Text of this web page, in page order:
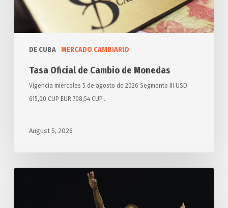
DE CUBA MERCADO CAMBIARIO
Monedas
Tasa Oficial de Cambio de Monedas
Vigencia miércoles 5 de agosto de 2026 Segmento III USD
615,00 CUP EUR 708,54 CUP…
August 5, 2026